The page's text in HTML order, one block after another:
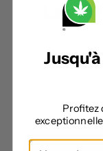
Les
Profitez